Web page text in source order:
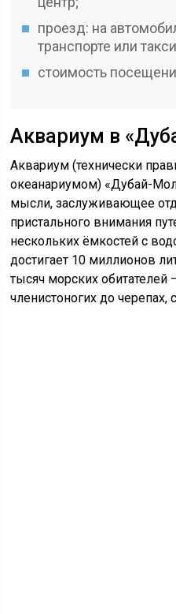
проезд: на
транспорте или
стоимость
Аквариум в
Аквариум (технически
океанариумом) «Дубай-
мысли, заслуживающее
пристального внимания
нескольких ёмкостей с
достигает 10 миллионов
тысяч морских
членистоногих до черепах,